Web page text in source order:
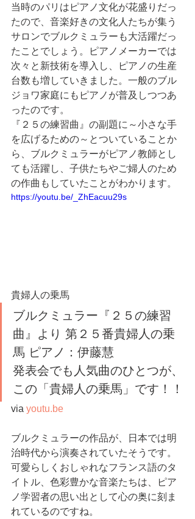
当時のパリはピアノ文化が花盛りだっ
たので、音楽好きの文化人たちが集う
サロンでブルクミュラーも大活躍だっ
たことでしょう。ピアノメーカーでは
次々と新技術を導入し、ピアノの生産
台数も増していきました。一般のブル
ジョワ家庭にもピアノが普及しつつあ
ったのです。
『２５の練習曲』の副題に～小さな手
を広げるための～とついていることか
ら、ブルクミュラーがピアノ教師とし
ても活躍し、子供たちやご婦人のため
の作曲もしていたことがわかります。
https://youtu.be/_ZhEacuu29s
貴婦人の乗馬
ブルクミュラー『２５の練習
曲』より 第２５番貴婦人の乗
馬 ピアノ：伊藤慧
発表会でも人気曲のひとつが、
この「貴婦人の乗馬」です！！
via youtu.be
ブルクミュラーの作品が、日本では明
治時代から演奏されていたそうです。
可愛らしくおしゃれなフランス語のタ
イトル、色彩豊かな音楽たちは、ピア
ノ学習者の思い出として心の奥に刻ま
れているのですね。